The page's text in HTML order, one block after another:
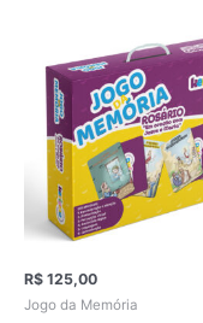
R$ 125,00
Jogo da Memória